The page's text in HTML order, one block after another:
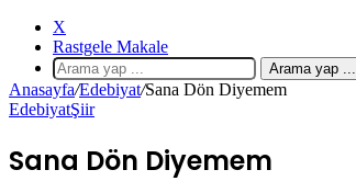
X
Rastgele Makale
Arama yap ...
Anasayfa/Edebiyat/Sana Dön Diyemem
EdebiyatŞiir
Sana Dön Diyemem